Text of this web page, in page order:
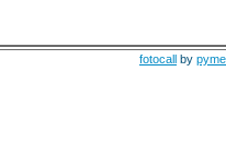
fotocall by